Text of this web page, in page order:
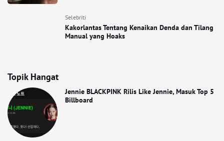
Selebriti
Kakorlantas Tentang Kenaikan Denda dan Tilang
Manual yang Hoaks
Topik Hangat
Jennie BLACKPINK Rilis Like Jennie, Masuk Top 5
Billboard